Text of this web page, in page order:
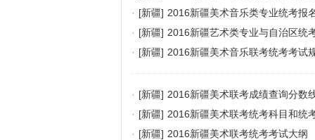
· [新疆] 2016新疆美术音乐类专业统考报
· [新疆] 2016新疆艺术类专业与自治区统
· [新疆] 2016新疆美术音乐联考统考考试
· [新疆] 2016新疆美术联考成绩查询分数
· [新疆] 2016新疆美术联考统考科目和统
· [新疆] 2016新疆美术联考统考考试大纲